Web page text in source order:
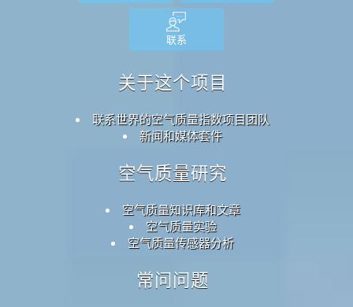
联系
关于这个项目
联系世界的空气质量指数项目团队
新闻和媒体套件
空气质量研究
空气质量知识库和文章
空气质量实验
空气质量传感器分析
常问问题